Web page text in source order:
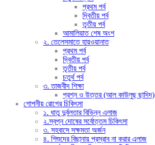
প্রথম পর্ব
দ্বিতীয় পর্ব
তৃতীয় পর্ব
আমালিয়াত শেষ অংশ
২. তেলেসমাতে হায়ওয়ানাত
প্রথম পর্ব
দ্বিতীয় পর্ব
তৃতীয় পর্ব
চতুর্থ পর্ব
৩. তাজবীদ শিক্ষা
প্রশ্ন ও উত্তর (আল কাউলুছ ছাদিদ)
গোপনীয় রোগের চিকিৎসা
১. ধাতু দুর্বলতার বিভিন্ন এলাজ
২.স্বপ্ন দোষের সর্বোত্তম চিকিৎসা
৩. সহবাসে সক্ষমতা অর্জন
৪. শিশুদের বিছানায় প্রস্রাব না করার এলাজ